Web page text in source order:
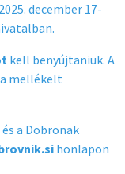
2025. december 17-
kell benyújtaniuk. A
mellékelt
és a Dobronak
honlapon